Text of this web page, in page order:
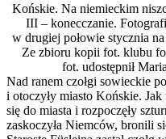
Końskie. Na niemieckim
III – konecczanie.
w drugiej połowie stycznia
Ze zbioru kopii fot. klubu
fot. udostępnił
Nad ranem czołgi sowieckie
i otoczyły miasto Końskie.
się do miasta i rozpoczęły
zaskoczyła Niemców, bronili